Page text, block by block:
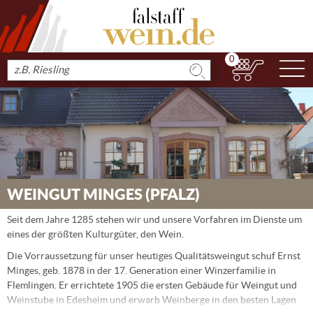
Produkt
suchen
0
WEINGUT MINGES (PFALZ)
Seit dem Jahre 1285 stehen wir und unsere Vorfahren im Dienste um
eines der größten Kulturgüter, den Wein.
Die Vorraussetzung für unser heutiges Qualitätsweingut schuf Ernst
Minges, geb. 1878 in der 17. Generation einer Winzerfamilie in
Flemlingen. Er errichtete 1905 die ersten Gebäude für Weingut und
Weinstube in Edesheim und erwarb Weinberge in den besten Lagen